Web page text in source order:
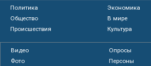
Политика
Экономика
Общество
В мире
Происшествия
Культура
Видео
Опросы
Фото
Персоны